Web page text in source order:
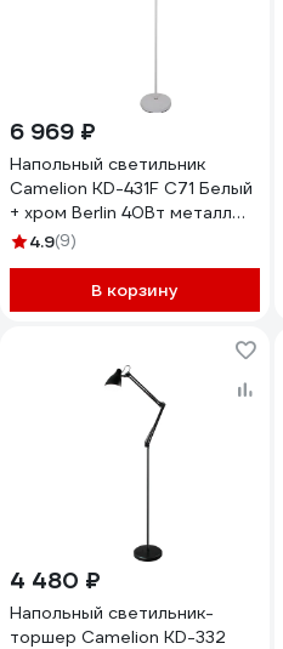
6 969 ₽
Напольный светильник
Camelion KD-431F С71 Белый
+ хром Berlin 40Вт металл
13091
4.9(9)
В корзину
4 480 ₽
Напольный светильник-
торшер Camelion KD-332